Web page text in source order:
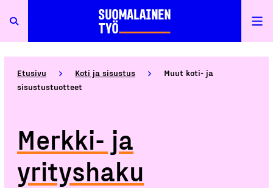
Etusivu Koti ja sisustus
Muut koti- ja
sisustustuotteet
Merkki- ja
yrityshaku